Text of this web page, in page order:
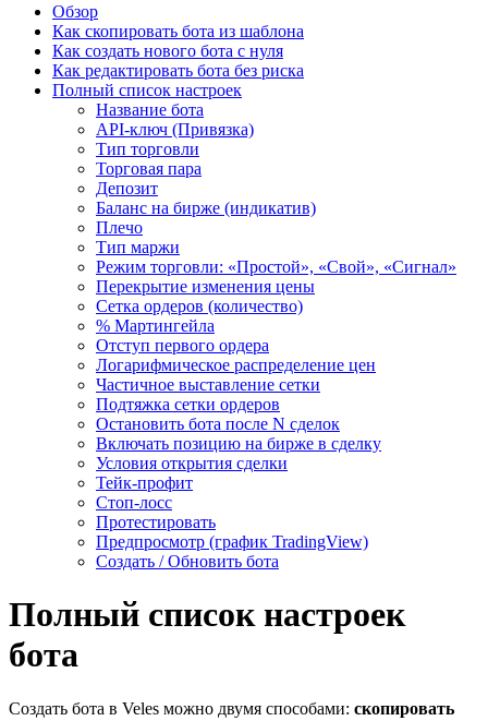
Обзор
Как скопировать бота из шаблона
Как создать нового бота с нуля
Как редактировать бота без риска
Полный список настроек
Название бота
API-ключ (Привязка)
Тип торговли
Торговая пара
Депозит
Баланс на бирже (индикатив)
Плечо
Тип маржи
Режим торговли: «Простой», «Свой», «Сигнал»
Перекрытие изменения цены
Сетка ордеров (количество)
% Мартингейла
Отступ первого ордера
Логарифмическое распределение цен
Частичное выставление сетки
Подтяжка сетки ордеров
Остановить бота после N сделок
Включать позицию на бирже в сделку
Условия открытия сделки
Тейк-профит
Стоп-лосс
Протестировать
Предпросмотр (график TradingView)
Создать / Обновить бота
Полный список настроек
бота
Создать бота в Veles можно двумя способами: скопировать